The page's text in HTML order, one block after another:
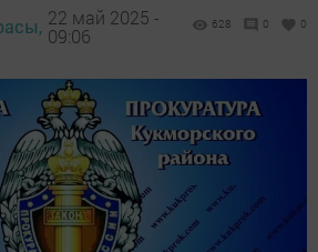
22 май 2025 -
09:06
628 0 0